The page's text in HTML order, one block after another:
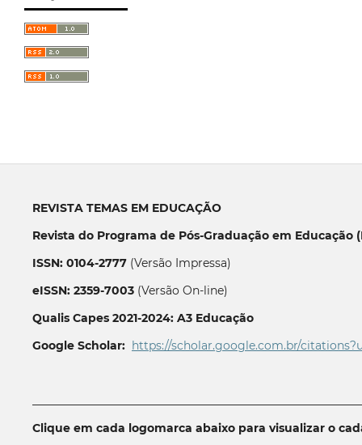
REVISTA TEMAS EM EDUCAÇÃO
Revista do Programa de Pós-Graduação em Educação
ISSN: 0104-2777(Versão Impressa)
eISSN: 2359-7003(Versão On-line)
Qualis Capes 2021-2024: A3 Educação
Google Scholar: https://scholar.google.com.br/
Clique em cada logomarca abaixo para visualizar o